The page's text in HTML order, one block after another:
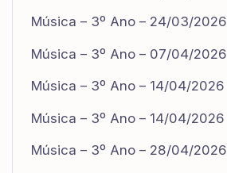
Música – 3º Ano – 24/03/2026
Música – 3º Ano – 07/04/2026
Música – 3º Ano – 14/04/2026
Música – 3º Ano – 14/04/2026
Música – 3º Ano – 28/04/2026